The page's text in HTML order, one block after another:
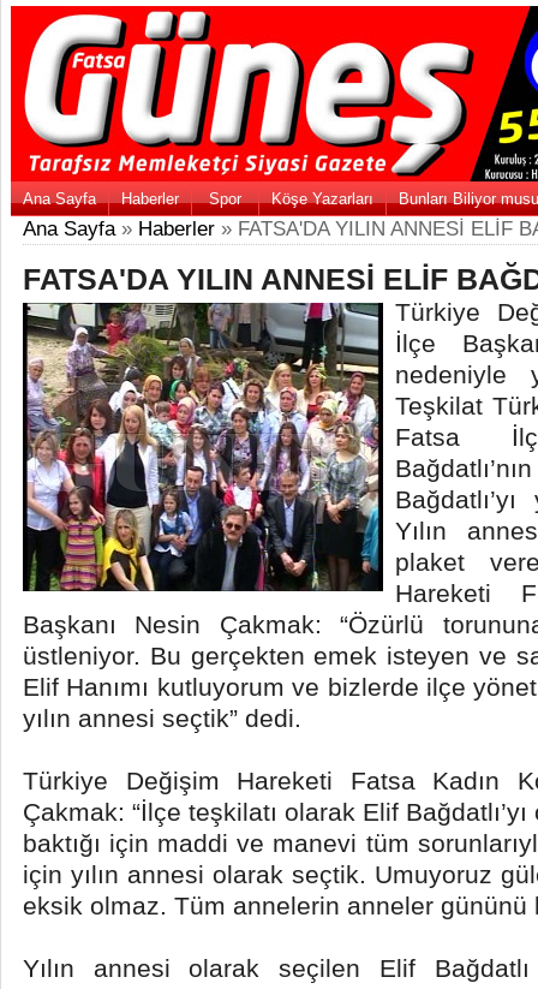
Ana Sayfa Haberler Spor Köşe Yazarları Bunları Biliyor
Ana Sayfa» Haberler » FATSA'DA YILIN ANNESİ ELİF
FATSA'DA YILIN ANNESİ ELİF
Türkiye
İlçe
nedeniyle
Teşkilat
Fatsa
Yılın
plaket
Hareketi
Başkanı Nesin Çakmak: “Özürlü
üstleniyor. Bu gerçekten emek isteyen ve
Elif Hanımı kutluyorum ve bizlerde ilçe
yılın annesi seçtik” dedi.
Türkiye Değişim Hareketi Fatsa Kadın
Çakmak: “İlçe teşkilatı olarak Elif
baktığı için maddi ve manevi tüm
için yılın annesi olarak seçtik. Umuyoruz
eksik olmaz. Tüm annelerin anneler gününü
Yılın annesi olarak seçilen Elif Bağdatlı